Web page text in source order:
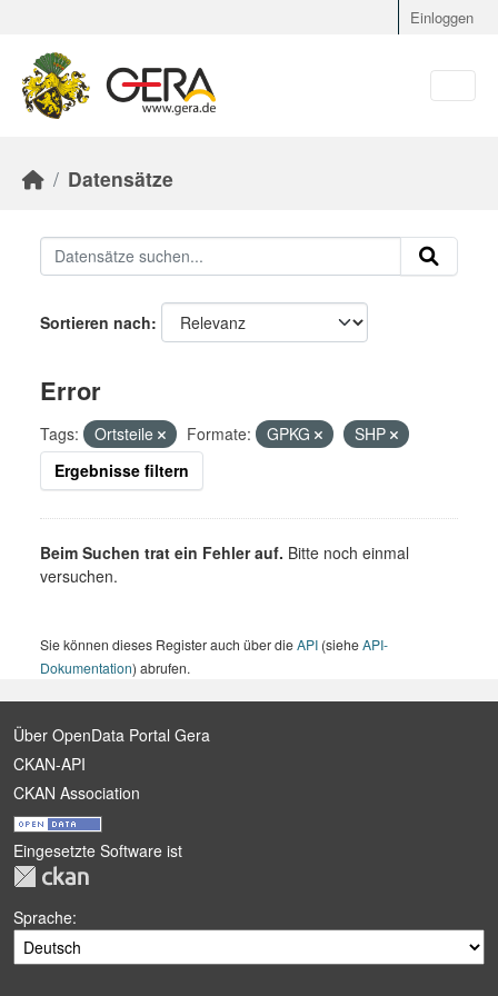
Einloggen
Datensätze
Sortieren nach
Error
Tags: Ortsteile Formate: GPKG
SHP
Ergebnisse filtern
Beim Suchen trat ein Fehler auf. Bitte noch einmal
versuchen.
Sie können dieses Register auch über dieAPI (sieheAPI-
Dokumentation) abrufen.
Über OpenData Portal Gera
CKAN-API
CKAN Association
Eingesetzte Software ist
Sprache